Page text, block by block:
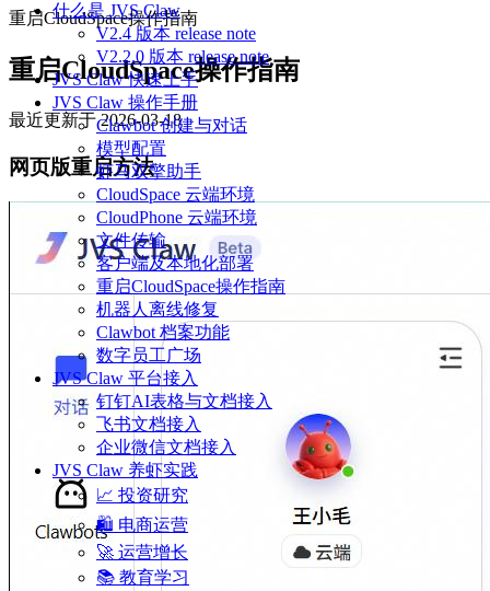
什么是 JVS Claw
V2.4 版本 release note
V2.2.0 版本 release note
JVS Claw 快速上手
JVS Claw 操作手册
Clawbot 创建与对话
模型配置
虾马双擎助手
CloudSpace 云端环境
CloudPhone 云端环境
文件传输
客户端及本地化部署
重启CloudSpace操作指南
机器人离线修复
Clawbot 档案功能
数字员工广场
JVS Claw 平台接入
钉钉AI表格与文档接入
飞书文档接入
企业微信文档接入
JVS Claw 养虾实践
📈 投资研究
🛍️ 电商运营
🚀 运营增长
📚 教育学习
重启CloudSpace操作指南
重启CloudSpace操作指南
最近更新于2026-03-18
网页版重启方法